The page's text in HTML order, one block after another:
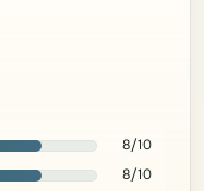
8/10
8/10